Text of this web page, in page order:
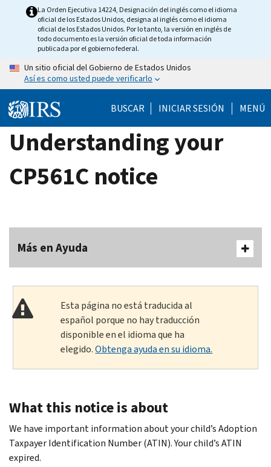
La Orden Ejecutiva 14224, Designación del inglés como el idioma
oficial de los Estados Unidos, designa al inglés como el idioma
oficial de los Estados Unidos. Por lo tanto, la versión en inglés de
todo documento es la versión oficial de toda información
publicada por el gobierno federal.
Un sitio oficial del Gobierno de Estados Unidos
Así es como usted puede verificarlo
BUSCAR INICIAR SESIÓN MENÚ
Understanding your
CP561C notice
Más en Ayuda
Esta página no está traducida al
español porque no hay traducción
disponible en el idioma que ha
elegido.Obtenga ayuda en su idioma.
What this notice is about
We have important information about your child’s Adoption
Taxpayer Identification Number (ATIN). Your child’s ATIN
expired.